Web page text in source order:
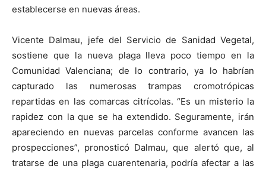
establecerse en nuevas áreas.
Vicente Dalmau, jefe del Servicio de Sanidad Vegetal,
sostiene que la nueva plaga lleva poco tiempo en la
Comunidad Valenciana; de lo contrario, ya lo habrían
capturado las numerosas trampas cromotrópicas
repartidas en las comarcas citrícolas. “Es un misterio la
rapidez con la que se ha extendido. Seguramente, irán
apareciendo en nuevas parcelas conforme avancen las
prospecciones”, pronosticó Dalmau, que alertó que, al
tratarse de una plaga cuarentenaria, podría afectar a las